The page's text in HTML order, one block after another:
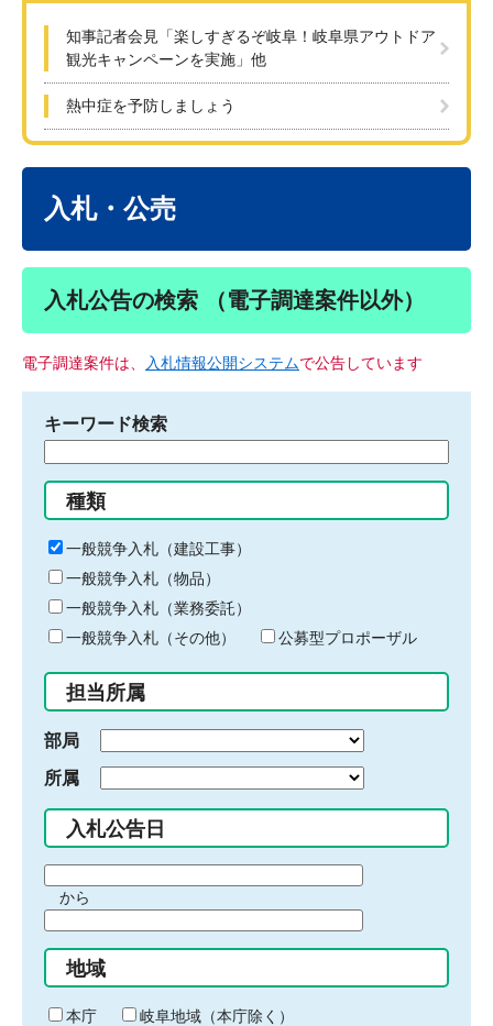
知事記者会見「楽しすぎるぞ岐阜！岐阜県アウトドア
観光キャンペーンを実施」他
熱中症を予防しましょう
入札・公売
入札公告の検索 （電子調達案件以外）
電子調達案件は、 入札情報公開システムで公告しています
キーワード検索
る
キ
ー
ワ
ー
ド
入
力
種類
一般競争入札（建設工事）
一般競争入札（物品）
一般競争入札（業務委託）
一般競争入札（その他）
公募型プロポーザル
担当所属
部局
所属
入札公告日
間
始
り
から
間
終
わ
地域
本庁
岐阜地域（本庁除く）